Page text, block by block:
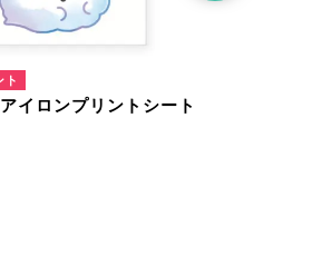
アイロンプリント
オバケーヌ アイロンプリントシート